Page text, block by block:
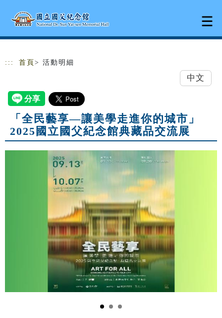
::: 首頁 > 活動明細
中文
「全民藝享—讓美學走進你的城市」
2025國立國父紀念館典藏品交流展